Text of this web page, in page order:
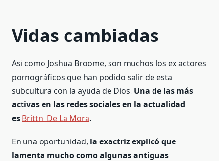
Vidas cambiadas
Así como Joshua Broome, son muchos los ex actores
pornográficos que han podido salir de esta
subcultura con la ayuda de Dios. Una de las más
activas en las redes sociales en la actualidad
es Brittni De La Mora.
En una oportunidad, la exactriz explicó que
lamenta mucho como algunas antiguas